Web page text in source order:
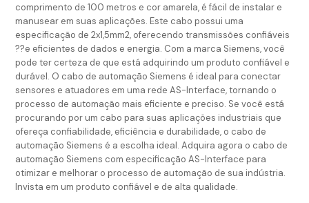
comprimento de 100 metros e cor amarela, é fácil de instalar e
manusear em suas aplicações. Este cabo possui uma
especificação de 2x1,5mm2, oferecendo transmissões confiáveis
??e eficientes de dados e energia. Com a marca Siemens, você
pode ter certeza de que está adquirindo um produto confiável e
durável. O cabo de automação Siemens é ideal para conectar
sensores e atuadores em uma rede AS-Interface, tornando o
processo de automação mais eficiente e preciso. Se você está
procurando por um cabo para suas aplicações industriais que
ofereça confiabilidade, eficiência e durabilidade, o cabo de
automação Siemens é a escolha ideal. Adquira agora o cabo de
automação Siemens com especificação AS-Interface para
otimizar e melhorar o processo de automação de sua indústria.
Invista em um produto confiável e de alta qualidade.